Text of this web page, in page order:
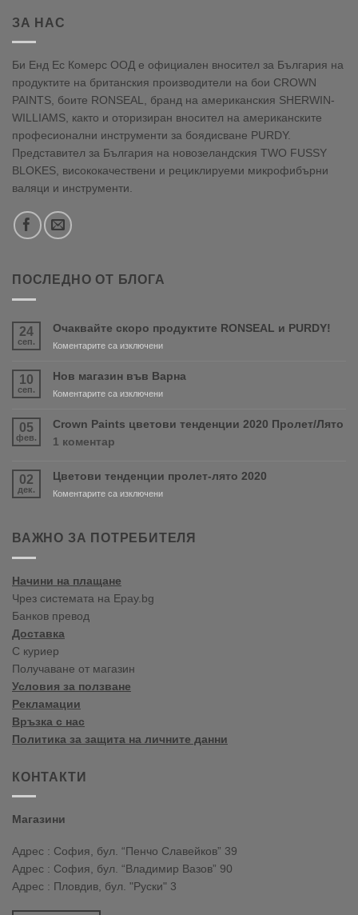
ЗА НАС
Би Енд Ес Комерс ООД е официален вносител за България на
продуктите на британския производители на бои CROWN
PAINTS, боите RONSEAL, бранд на американския SHERWIN-
WILLIAMS, както и оторизиран вносител на американските
професионални инструменти за боядисване PURDY.
Представител за България на новозеландския TWO FUSSY
BLOKES, висококачествени и рециклируеми микрофибърни
валяци и инструменти.
ПОСЛЕДНО ОТ БЛОГА
24
сеп.
Очаквайте скоро продуктите RONSEAL и PURDY!
Коментарите са изключениза
продуктите
RONSEAL
PURDY!
10
сеп.
Нов магазин във Варна
Коментарите са изключениза
05
фев.
Crown Paints цветови тенденции 2020 Пролет/Лято
1 коментар
цветови
тенденции
Лято
02
дек.
Цветови тенденции пролет-лято 2020
Коментарите са изключениза
пролет-
ВАЖНО ЗА ПОТРЕБИТЕЛЯ
Начини на плащане
Чрез системата на Epay.bg
Банков превод
Доставка
С куриер
Получаване от магазин
Условия за ползване
Рекламации
Връзка с нас
Политика за защита на личните данни
КОНТАКТИ
Магазини
Адрес : София, бул. “Пенчо Славейков” 39
Адрес : София, бул. “Владимир Вазов” 90
Адрес : Пловдив, бул. "Руски" 3